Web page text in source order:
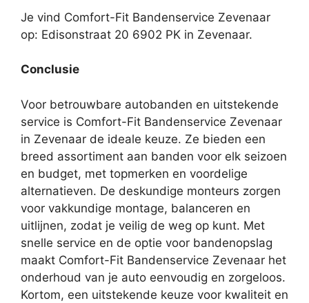
Je vind Comfort-Fit Bandenservice Zevenaar
op: Edisonstraat 20 6902 PK in Zevenaar.
Conclusie
Voor betrouwbare autobanden en uitstekende
service is Comfort-Fit Bandenservice Zevenaar
in Zevenaar de ideale keuze. Ze bieden een
breed assortiment aan banden voor elk seizoen
en budget, met topmerken en voordelige
alternatieven. De deskundige monteurs zorgen
voor vakkundige montage, balanceren en
uitlijnen, zodat je veilig de weg op kunt. Met
snelle service en de optie voor bandenopslag
maakt Comfort-Fit Bandenservice Zevenaar het
onderhoud van je auto eenvoudig en zorgeloos.
Kortom, een uitstekende keuze voor kwaliteit en